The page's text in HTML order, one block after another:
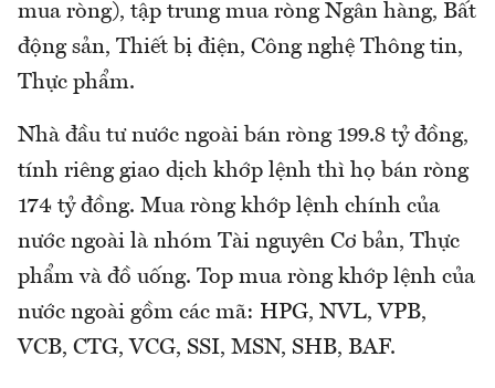
mua ròng), tập trung mua ròng Ngân hàng, Bất
động sản, Thiết bị điện, Công nghệ Thông tin,
Thực phẩm.
Nhà đầu tư nước ngoài bán ròng 199.8 tỷ đồng,
tính riêng giao dịch khớp lệnh thì họ bán ròng
174 tỷ đồng. Mua ròng khớp lệnh chính của
nước ngoài là nhóm Tài nguyên Cơ bản, Thực
phẩm và đồ uống. Top mua ròng khớp lệnh của
nước ngoài gồm các mã: HPG, NVL, VPB,
VCB, CTG, VCG, SSI, MSN, SHB, BAF.